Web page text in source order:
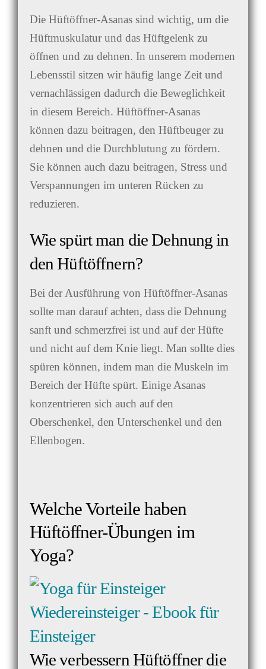
Die Hüftöffner-Asanas sind wichtig, um die
Hüftmuskulatur und das Hüftgelenk zu
öffnen und zu dehnen. In unserem modernen
Lebensstil sitzen wir häufig lange Zeit und
vernachlässigen dadurch die Beweglichkeit
in diesem Bereich. Hüftöffner-Asanas
können dazu beitragen, den Hüftbeuger zu
dehnen und die Durchblutung zu fördern.
Sie können auch dazu beitragen, Stress und
Verspannungen im unteren Rücken zu
reduzieren.
Wie spürt man die Dehnung in
den Hüftöffnern?
Bei der Ausführung von Hüftöffner-Asanas
sollte man darauf achten, dass die Dehnung
sanft und schmerzfrei ist und auf der Hüfte
und nicht auf dem Knie liegt. Man sollte dies
spüren können, indem man die Muskeln im
Bereich der Hüfte spürt. Einige Asanas
konzentrieren sich auch auf den
Oberschenkel, den Unterschenkel und den
Ellenbogen.
Welche Vorteile haben
Hüftöffner-Übungen im
Yoga?
Wie verbessern Hüftöffner die